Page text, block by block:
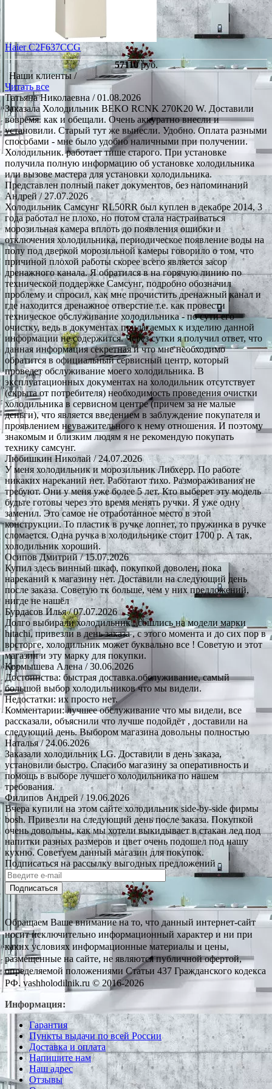
Haier C2F637CCG
57110руб.
Наши клиенты /
Читать все
Татьяна Николаевна / 01.08.2026
Заказала Холодильник BEKO RCNK 270K20 W. Доставили
вовремя. как и обещали. Очень аккуратно внесли и
установили. Старый тут же вынесли. Удобно. Оплата разными
способами - мне было удобно наличными при получении.
Холодильник. работает тише старого. При установке
получила полную информацию об установке холодильника
или вызове мастера для установки холодильника.
Представлен полный пакет документов, без напоминаний
Андрей/ 27.07.2026
Холодильник Самсунг RL50RR был куплен в декабре 2014, 3
года работал не плохо, но потом стала настраиваться
морозильная камера вплоть до появления ошибки и
отключения холодильника, периодическое появление воды на
полу под дверкой морозильной камеры говорило о том, что
причиной плохой работы скорее всего является засор
дренажного канала. Я обратился в на горячую линию по
технической поддержке Самсунг, подробно обозначил
проблему и спросил, как мне прочистить дренажный канал и
где находится дренажное отверстие т.е. как провести
техническое обслуживание холодильника - по сути его
очистку, ведь в документах прилагаемых к изделию данной
информации не содержится. Через сутки я получил ответ, что
данная информация секретная и что мне необходимо
обратится в официальный сервисный центр, который
проведет обслуживание моего холодильника. В
эксплуатационных документах на холодильник отсутствует
(скрыта от потребителя) необходимость проведения очистки
холодильника в сервисном центре (причем за не малые
деньги), что является введением в заблуждение покупателя и
проявлением неуважительного к нему отношения. И поэтому
знакомым и близким людям я не рекомендую покупать
технику самсунг.
Любишкин Николай/ 24.07.2026
У меня холодильник и морозильник Либхерр. По работе
никаких нареканий нет. Работают тихо. Размораживания не
требуют. Они у меня уже более 5 лет. Кто выберет эту модель
будьте готовы через это время менять ручки. Я уже одну
заменил. Это самое не отработанное место в этой
конструкции. То пластик в ручке лопнет, то пружинка в ручке
сломается. Одна ручка в холодильнике стоит 1700 р. А так,
холодильник хороший.
Осипов Дмитрий/ 15.07.2026
Купил здесь винный шкаф, покупкой доволен, пока
нареканий к магазину нет. Доставили на следующий день
после заказа. Советую тк больше, чем у них предложений,
нигде не нашёл
Бурдасов Илья/ 07.07.2026
Долго выбирали холодильник , сошлись на модели марки
hitachi, привезли в день заказа , с этого момента и до сих пор в
восторге, холодильник может буквально все ! Советую и этот
магазин и эту марку для покупки.
Кормышева Алена / 30.06.2026
Достоинства: быстрая доставка.обслуживание, самый
большой выбор холодильников что мы видели.
Недостатки: их просто нет.
Комментарии: лучшее обслуживание что мы видели, все
рассказали, объяснили что лучше подойдёт , доставили на
следующий день. Выбором магазина довольны полностью
Наталья/ 24.06.2026
Заказали холодильник LG. Доставили в день заказа,
установили быстро. Спасибо магазину за оперативность и
помощь в выборе лучшего холодильника по нашем
требования.
Филипов Андрей/ 19.06.2026
Вчера купили на этом сайте холодильник side-by-side фирмы
bosh. Привезли на следующий день после заказа. Покупкой
очень довольны, как мы хотели выкидывает в стакан лед под
напитки разных размеров и цвет очень подошел под нашу
кухню. Советуем данный магазин для покупок.
Подписаться на рассылку выгодных предложений
Подписаться
Обращаем Ваше внимание на то, что данный интернет-сайт
носит исключительно информационный характер и ни при
каких условиях информационные материалы и цены,
размещенные на сайте, не являются публичной офертой,
определяемой положениями Статьи 437 Гражданского кодекса
РФ. vashholodilnik.ru © 2016-2026
Информация:
Гарантия
Пункты выдачи по всей России
Доставка и оплата
Напишите нам
Наш адрес
Отзывы